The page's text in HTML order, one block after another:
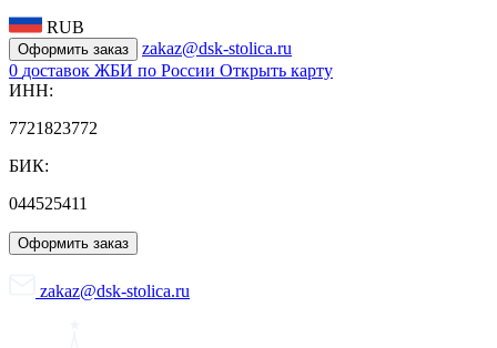
RUB
Оформить заказ
zakaz@dsk-stolica.ru
0 доставок ЖБИ по России Открыть карту
ИНН:
7721823772
БИК:
044525411
Оформить заказ
zakaz@dsk-stolica.ru